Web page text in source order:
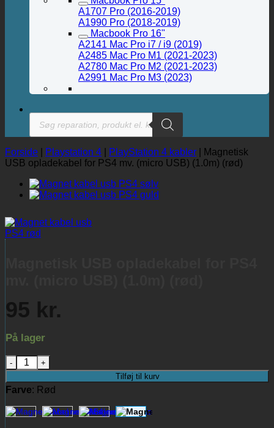
A1707 Pro (2016-2019)
A1990 Pro (2018-2019)
Macbook Pro 16"
A2141 Mac Pro i7 / i9 (2019)
A2485 Mac Pro M1 (2021-2023)
A2780 Mac Pro M2 (2021-2023)
A2991 Mac Pro M3 (2023)
Products
search
Forside Playstation 4 PlayStation 4 kabler
Magnetisk
USB opladekabel for PS4 mv. (micro USB) (1.0m) (rød)
95 kr.
På lager
Magnetisk USB opladekabel for PS4 mv. (micro USB) (1.0m)
Tilføj til kurv
Farve: Rød